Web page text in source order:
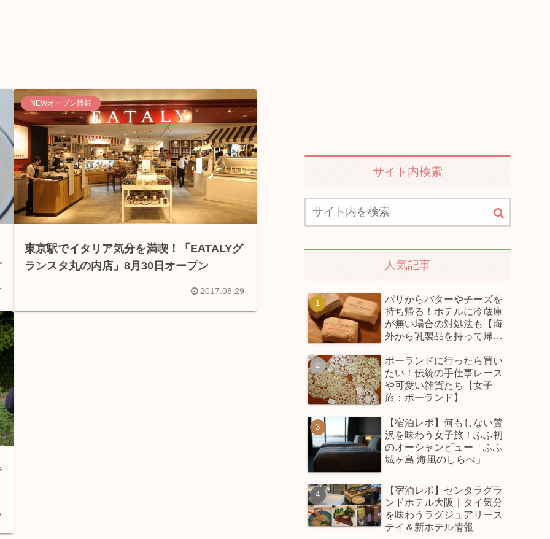
NEWオープン情報
東京駅でイタリア気分を満喫！「EATALYグ
ランスタ丸の内店」8月30日オープン
2017.08.29
サイト内検索
人気記事
パリからバターやチーズを
持ち帰る！ホテルに冷蔵庫
が無い場合の対処法も【海
外から乳製品を持って帰っ
ポーランドに行ったら買い
たい！伝統の手仕事レース
や可愛い雑貨たち【女子
旅：ポーランド】
【宿泊レポ】何もしない贅
沢を味わう女子旅！ふふ初
のオーシャンビュー「ふふ
城ヶ島 海風のしらべ」
【宿泊レポ】センタラグラ
ンドホテル大阪｜タイ気分
を味わうラグジュアリース
テイ＆新ホテル情報